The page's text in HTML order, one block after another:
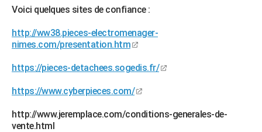
Voici quelques sites de confiance :
http://ww38.pieces-electromenager-
nimes.com/presentation.htm
https://pieces-detachees.sogedis.fr/
https://www.cyberpieces.com/
http://www.jeremplace.com/conditions-generales-de-
vente.html